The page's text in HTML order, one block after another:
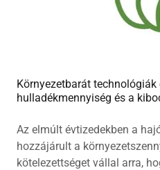
Környezetbarát technológiák
hulladékmennyiség és a
Az elmúlt évtizedekben a
hozzájárult a
kötelezettséget vállal arra,